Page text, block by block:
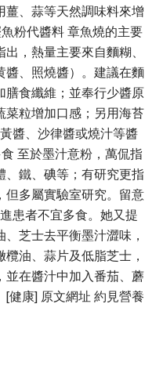
薑、蒜等天然調味料來增
粉代醬料 章魚燒的主要
，熱量主要來自麵糊、
醬、照燒醬）。建議在麵
膳食纖維；並奉行少醬原
菜粒增加口感；另用海苔
醬、沙律醬或燒汁等醬
至於墨汁意粉，萬侃指
、鐵、碘等；有研究更指
但多屬實驗室研究。留意
患者不宜多食。她又提
芝士去平衡墨汁澀味，
油、蒜片及低脂芝士，
並在醬汁中加入番茄、蘑
健康] 原文網址 約見營養